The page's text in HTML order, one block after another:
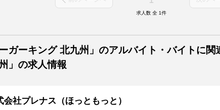
求人数 全 1件
ーガーキング 北九州」のアルバイト・バイトに
」の求人情報
会社プレナス（ほっともっと）